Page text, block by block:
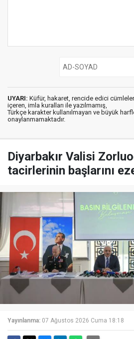
UYARI: Küfür, hakaret, rencide edici
içeren, imla kuralları ile yazılmamış,
Türkçe karakter kullanılmayan ve büyük
onaylanmamaktadır.
Diyarbakır Valisi
tacirlerinin başlarını
Yayınlanma: 07 Ağustos 2026 Cuma 18:18